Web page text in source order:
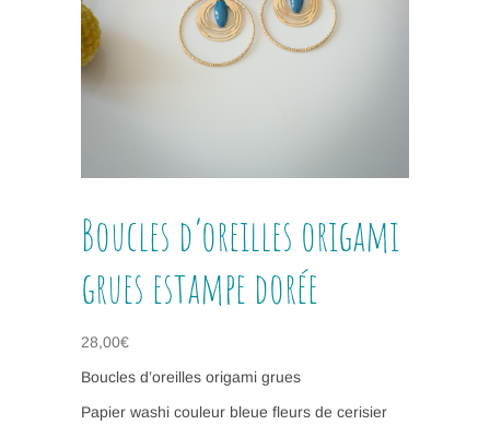
Boucles d’oreilles origami
grues estampe dorée
28,00€
Boucles d’oreilles origami grues
Papier washi couleur bleue fleurs de cerisier